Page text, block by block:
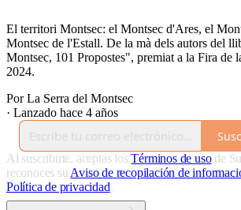
El territori Montsec: el Montsec d'Ares, el
Montsec de l'Estall. De la mà dels autors del
Montsec, 101 Propostes", premiat a la Fira de
2024.
Por La Serra del Montsec
· Lanzado hace 4 años
Al suscribirte, aceptas losTérminos de usode
reconoces suAviso de recopilación de
Política de privacidad.